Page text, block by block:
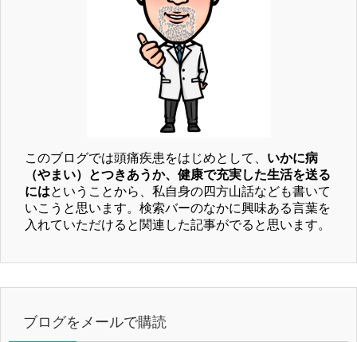
このブログでは頭痛疾患をはじめとして、 いかに病
（やまい）とつきあうか、健康で充実した生活を送る
にはということから、私自身の四方山話なども書いて
いこうと思います。検索バーのなかに興味ある言葉を
入れていただけると関連した記事がでると思います。
ブログをメールで購読